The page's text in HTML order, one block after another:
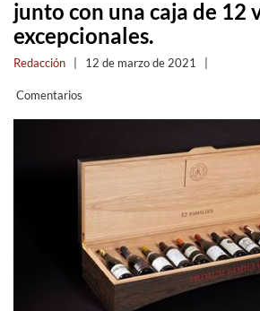
junto con una caja de 12
excepcionales.
Redacción 12 de marzo de 2021
Comentarios